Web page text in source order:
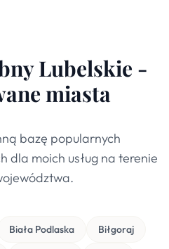
Lubelskie -
miasta
bazę popularnych
dla moich usług na terenie
Biała Podlaska Biłgoraj